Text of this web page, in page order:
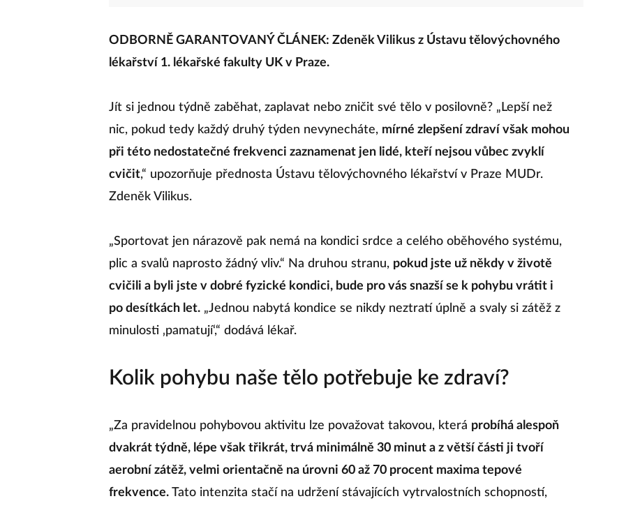
ODBORNĚ GARANTOVANÝ ČLÁNEK: Zdeněk Vilikus z Ústavu tělovýchovného
lékařství 1. lékařské fakulty UK v Praze.
Jít si jednou týdně zaběhat, zaplavat nebo zničit své tělo v posilovně? „Lepší než
nic, pokud tedy každý druhý týden nevynecháte, mírné zlepšení zdraví však mohou
při této nedostatečné frekvenci zaznamenat jen lidé, kteří nejsou vůbec zvyklí
cvičit,“ upozorňuje přednosta Ústavu tělovýchovného lékařství v Praze MUDr.
Zdeněk Vilikus.
„Sportovat jen nárazově pak nemá na kondici srdce a celého oběhového systému,
plic a svalů naprosto žádný vliv.“ Na druhou stranu, pokud jste už někdy v životě
cvičili a byli jste v dobré fyzické kondici, bude pro vás snazší se k pohybu vrátit i
po desítkách let. „Jednou nabytá kondice se nikdy neztratí úplně a svaly si zátěž z
minulosti ‚pamatují‘,“ dodává lékař.
Kolik pohybu naše tělo potřebuje ke zdraví?
„Za pravidelnou pohybovou aktivitu lze považovat takovou, která probíhá alespoň
dvakrát týdně, lépe však třikrát, trvá minimálně 30 minut a z větší části ji tvoří
aerobní zátěž, velmi orientačně na úrovni 60 až 70 procent maxima tepové
frekvence. Tato intenzita stačí na udržení stávajících vytrvalostních schopností,